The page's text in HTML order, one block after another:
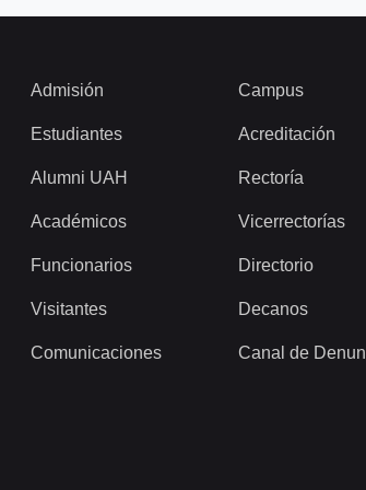
Admisión
Estudiantes
Alumni UAH
Académicos
Funcionarios
Visitantes
Comunicaciones
Campus
Acreditación
Rectoría
Vicerrectorías
Directorio
Decanos
Canal de